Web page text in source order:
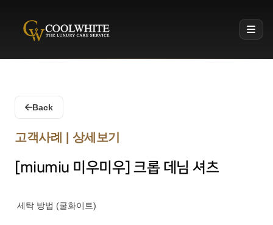
Coolwhite
Back
고객사례 | 상세보기
[miumiu 미우미우] 크롭 데님 셔츠
세탁 방법 (쿨화이트)